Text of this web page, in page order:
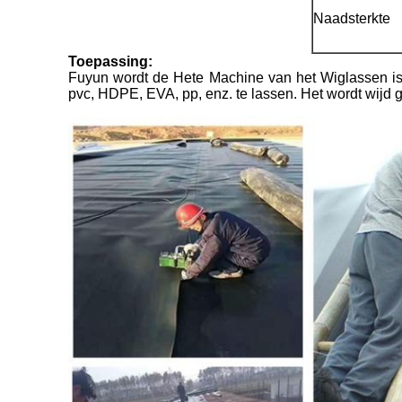
Naadsterkte
Toepassing:
Fuyun wordt de Hete Machine van het Wiglassen
pvc, HDPE, EVA, pp, enz. te lassen. Het wordt